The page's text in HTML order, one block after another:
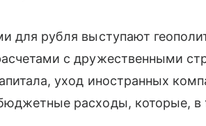
для рубля выступают
с дружественными
уход иностранных
расходы, которые, в